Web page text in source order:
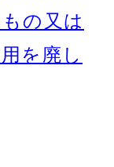
の又は
を廃し